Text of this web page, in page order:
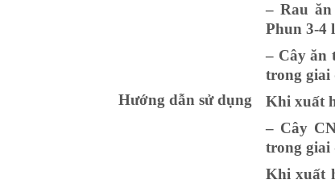
Hướng dẫn sử dụng
– Rau
Phun 3-4
– Cây ăn
trong giai
Khi xuất
– Cây
trong giai
Khi xuất